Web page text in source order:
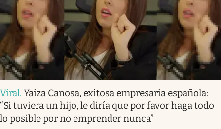
Viral. Yaiza Canosa, exitosa empresaria española:
“Si tuviera un hijo, le diría que por favor haga todo
lo posible por no emprender nunca”